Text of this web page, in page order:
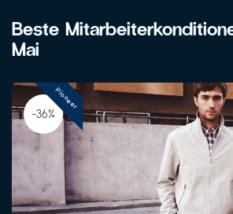
Beste
Mai
-36%
Pioneer